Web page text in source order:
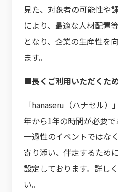
見た、対象者の可能性や
により、最適な人材配置
となり、企業の生産性を
ます。
■長くご利用いただくた
「hanaseru（ハナセル
年から1年の時間が必要で
一過性のイベントではな
寄り添い、伴走するため
設定しております。詳し
い。